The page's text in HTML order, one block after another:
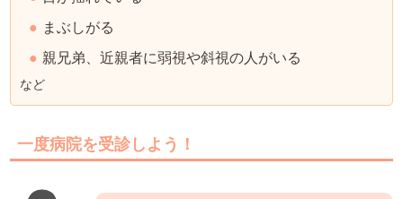
まぶしがる
親兄弟、近親者に弱視や斜視の人がいる
など
一度病院を受診しよう！